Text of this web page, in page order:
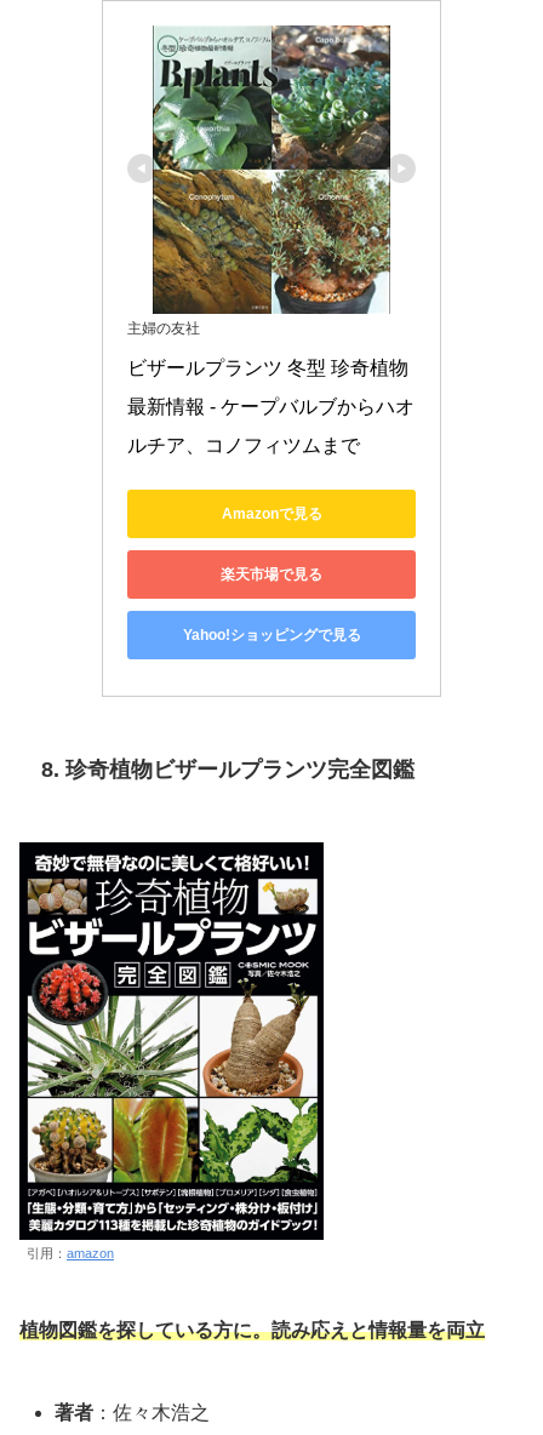
主婦の友社
ビザールプランツ 冬型 珍奇植物
最新情報 - ケープバルブからハオ
ルチア、コノフィツムまで
Amazonで見る
楽天市場で見る
Yahoo!ショッピングで見る
8. 珍奇植物ビザールプランツ完全図鑑
引用： amazon
植物図鑑を探している方に。読み応えと情報量を両立
著者 ：佐々木浩之